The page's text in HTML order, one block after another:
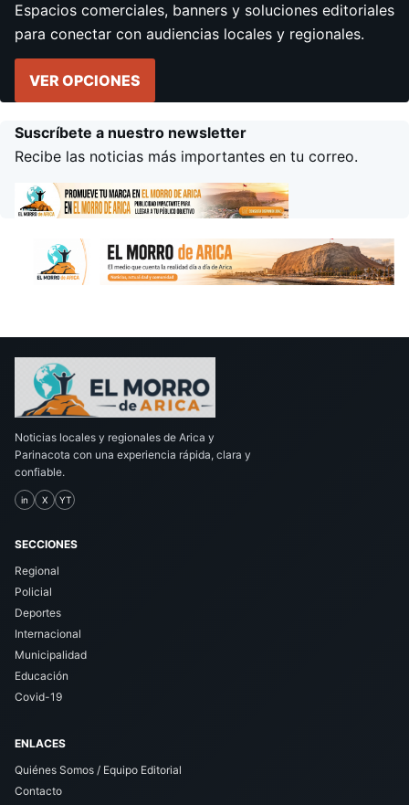
Espacios comerciales, banners y soluciones editoriales
para conectar con audiencias locales y regionales.
VER OPCIONES
Suscríbete a nuestro newsletter
Recibe las noticias más importantes en tu correo.
Noticias locales y regionales de Arica y
Parinacota con una experiencia rápida, clara y
confiable.
in X YT
SECCIONES
Regional
Policial
Deportes
Internacional
Municipalidad
Educación
Covid-19
ENLACES
Quiénes Somos / Equipo Editorial
Contacto